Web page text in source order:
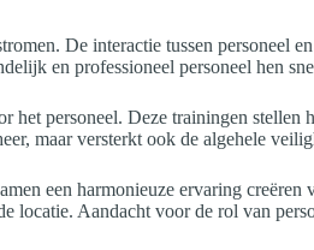
De interactie tussen
en professioneel personeel hen
personeel. Deze trainingen
maar versterkt ook de algehele
een harmonieuze ervaring
Aandacht voor de rol van